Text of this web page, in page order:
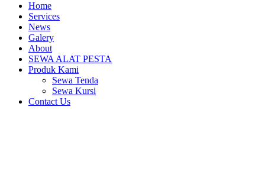
Home
Services
News
Galery
About
SEWA ALAT PESTA
Produk Kami
Sewa Tenda
Sewa Kursi
Contact Us